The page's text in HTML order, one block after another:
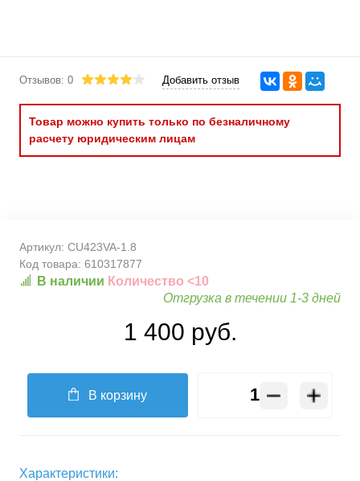
Отзывов: 0 Добавить отзыв
Товар можно купить только по безналичному
расчету юридическим лицам
Артикул: CU423VA-1.8
Код товара: 610317877
В наличии Количество <10
Отгрузка в течении 1-3 дней
1 400 руб.
В корзину
Характеристики: